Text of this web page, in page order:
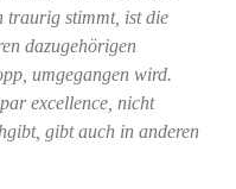
traurig stimmt, ist die
dazugehörigen
umgegangen wird.
excellence, nicht
gibt auch in anderen